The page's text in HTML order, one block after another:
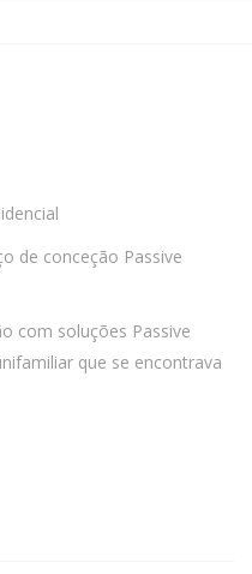
de conceção Passive
com soluções Passive
que se encontrava